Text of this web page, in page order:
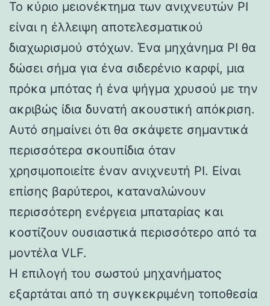
Το κύριο μειονέκτημα των ανιχνευτών PI
είναι η έλλειψη αποτελεσματικού
διαχωρισμού στόχων. Ένα μηχάνημα PI θα
δώσει σήμα για ένα σιδερένιο καρφί, μια
πρόκα μπότας ή ένα ψήγμα χρυσού με την
ακριβώς ίδια δυνατή ακουστική απόκριση.
Αυτό σημαίνει ότι θα σκάψετε σημαντικά
περισσότερα σκουπίδια όταν
χρησιμοποιείτε έναν ανιχνευτή PI. Είναι
επίσης βαρύτεροι, καταναλώνουν
περισσότερη ενέργεια μπαταρίας και
κοστίζουν ουσιαστικά περισσότερο από τα
μοντέλα VLF.
Η επιλογή του σωστού μηχανήματος
εξαρτάται από τη συγκεκριμένη τοποθεσία